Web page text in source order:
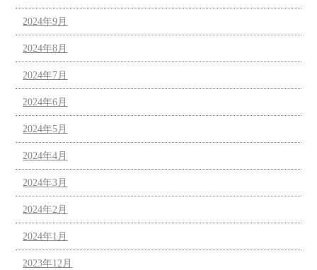
2024年9月
2024年8月
2024年7月
2024年6月
2024年5月
2024年4月
2024年3月
2024年2月
2024年1月
2023年12月